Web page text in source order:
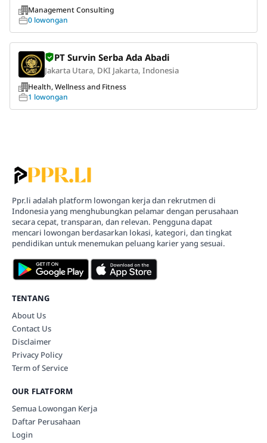
Management Consulting
0 lowongan
PT Survin Serba Ada Abadi
Jakarta Utara, DKI Jakarta, Indonesia
Health, Wellness and Fitness
1 lowongan
Ppr.li adalah platform lowongan kerja dan rekrutmen di
Indonesia yang menghubungkan pelamar dengan perusahaan
secara cepat, transparan, dan relevan. Pengguna dapat
mencari lowongan berdasarkan lokasi, kategori, dan tingkat
pendidikan untuk menemukan peluang karier yang sesuai.
TENTANG
About Us
Contact Us
Disclaimer
Privacy Policy
Term of Service
OUR FLATFORM
Semua Lowongan Kerja
Daftar Perusahaan
Login